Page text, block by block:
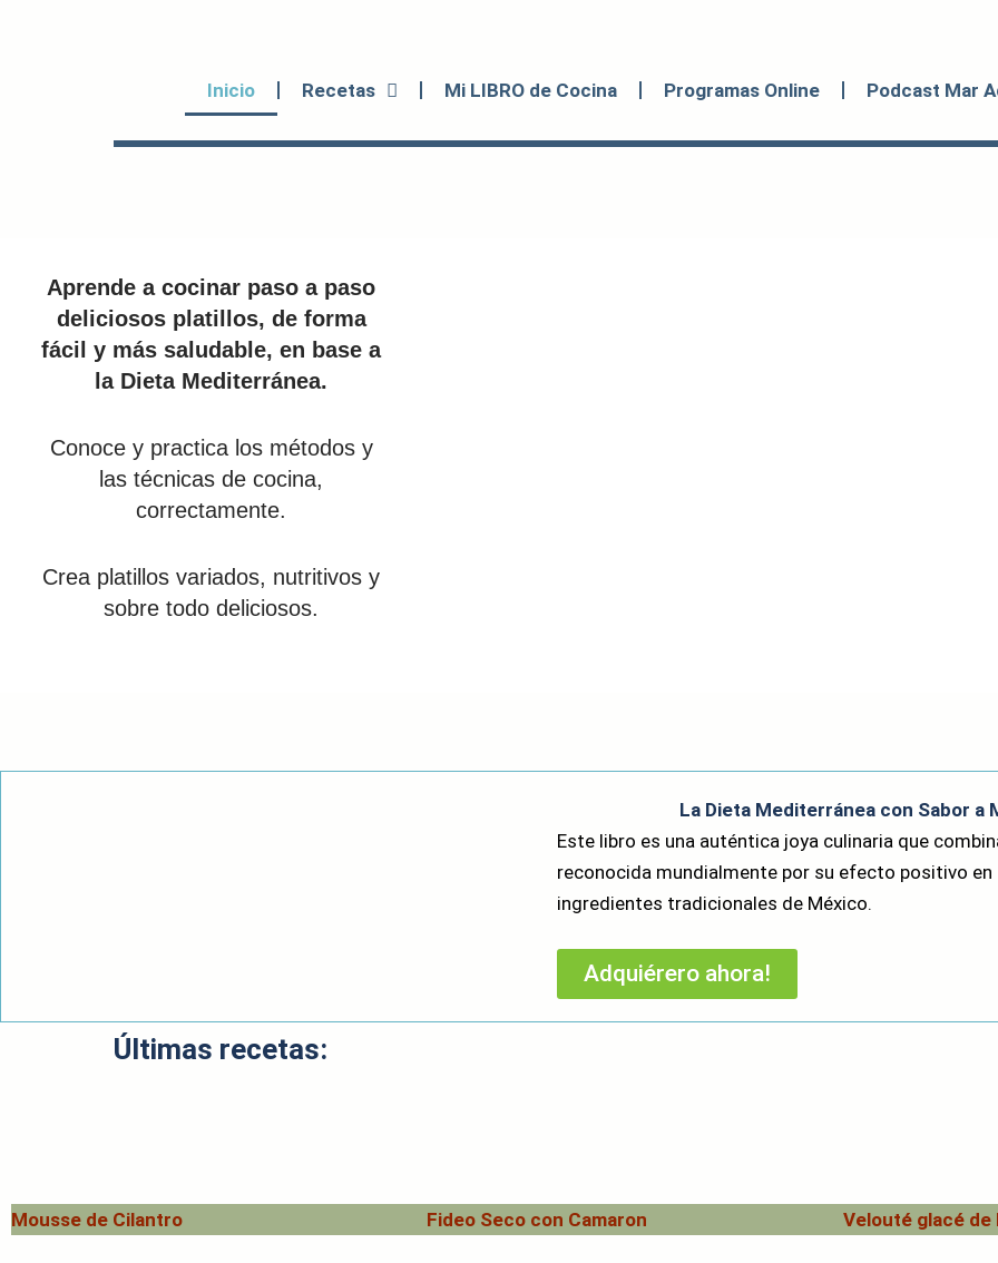
Inicio Recetas Mi LIBRO de Cocina Programas Online Podcast Mar
Aprende a cocinar paso a paso
deliciosos platillos, de forma
fácil y más saludable, en base a
la Dieta Mediterránea.
Conoce y practica los métodos y
las técnicas de cocina,
correctamente.
Crea platillos variados, nutritivos y
sobre todo deliciosos.
La Dieta Mediterránea con Sabor a
Este libro es una auténtica joya culinaria que
reconocida mundialmente por su efecto positivo en
ingredientes tradicionales de México.
Adquiérero ahora!
Últimas recetas:
Mousse de Cilantro Fideo Seco con Camaron Velouté glacé de